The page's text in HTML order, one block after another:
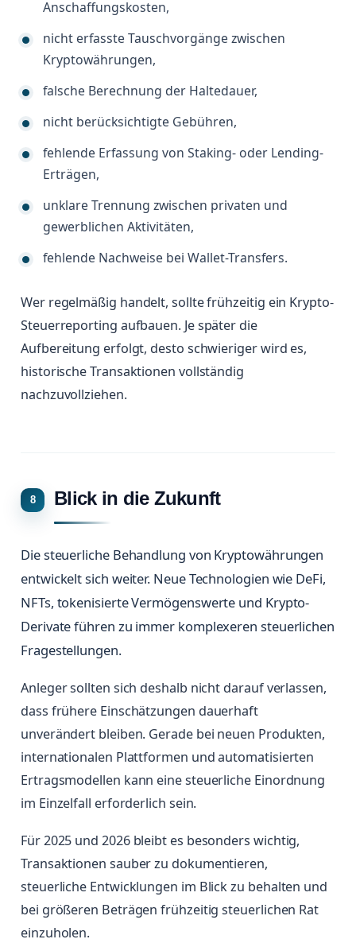
Anschaffungskosten,
nicht erfasste Tauschvorgänge zwischen
Kryptowährungen,
falsche Berechnung der Haltedauer,
nicht berücksichtigte Gebühren,
fehlende Erfassung von Staking- oder Lending-
Erträgen,
unklare Trennung zwischen privaten und
gewerblichen Aktivitäten,
fehlende Nachweise bei Wallet-Transfers.
Wer regelmäßig handelt, sollte frühzeitig ein Krypto-
Steuerreporting aufbauen. Je später die
Aufbereitung erfolgt, desto schwieriger wird es,
historische Transaktionen vollständig
nachzuvollziehen.
Blick in die Zukunft
Die steuerliche Behandlung von Kryptowährungen
entwickelt sich weiter. Neue Technologien wie DeFi,
NFTs, tokenisierte Vermögenswerte und Krypto-
Derivate führen zu immer komplexeren steuerlichen
Fragestellungen.
Anleger sollten sich deshalb nicht darauf verlassen,
dass frühere Einschätzungen dauerhaft
unverändert bleiben. Gerade bei neuen Produkten,
internationalen Plattformen und automatisierten
Ertragsmodellen kann eine steuerliche Einordnung
im Einzelfall erforderlich sein.
Für 2025 und 2026 bleibt es besonders wichtig,
Transaktionen sauber zu dokumentieren,
steuerliche Entwicklungen im Blick zu behalten und
bei größeren Beträgen frühzeitig steuerlichen Rat
einzuholen.